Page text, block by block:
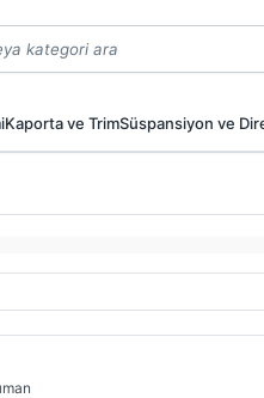
Kaporta ve TrimSüspansiyon ve